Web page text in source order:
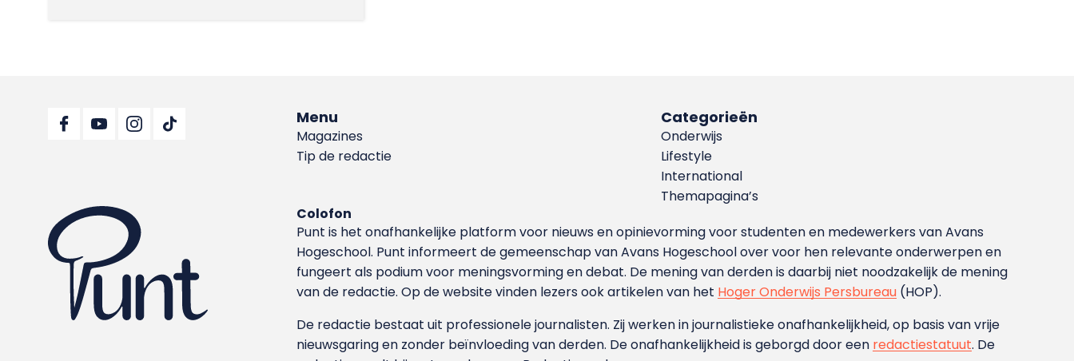
Menu
Magazines
Tip de redactie
Categorieën
Onderwijs
Lifestyle
International
Themapagina’s
Colofon
Punt is het onafhankelijke platform voor nieuws en opinievorming voor studenten en medewerkers van Avans
Hoge­school. Punt informeert de gemeenschap van Avans Hogeschool over voor hen relevante onderwerpen en
fungeert als podium voor meningsvorming en debat. De mening van derden is daarbij niet noodzakelijk de mening
van de redactie. Op de website vinden lezers ook artikelen van het Hoger Onderwijs Persbureau (HOP).
De redactie bestaat uit professionele journalisten. Zij werken in journalistieke onafhankelijkheid, op basis van vrije
nieuwsgaring en zonder beïnvloeding van derden. De onafhankelijkheid is geborgd door een redactiestatuut. De